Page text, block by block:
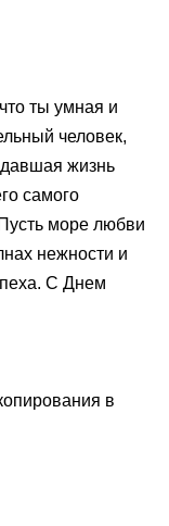
ты умная и
человек,
жизнь
самого
море любви
нежности и
С Днем
в